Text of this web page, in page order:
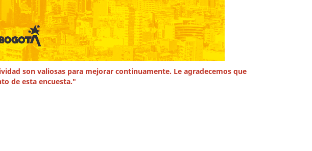
son valiosas para mejorar continuamente. Le agradecemos que
de esta encuesta."